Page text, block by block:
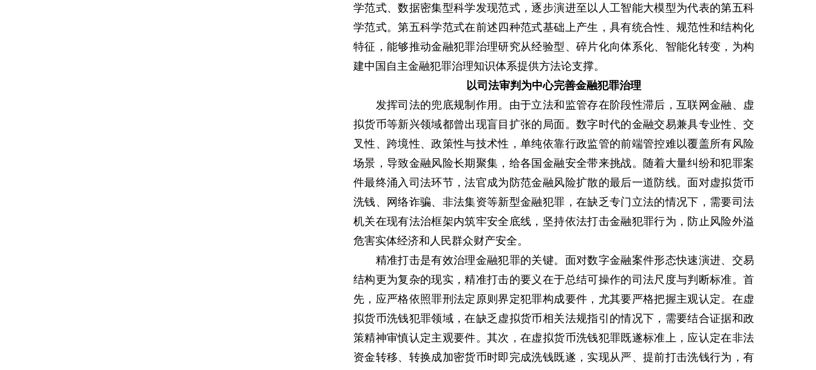
学范式、数据密集型科学发现范式，逐步演进至以人工智能大模型为代表的第五科
学范式。第五科学范式在前述四种范式基础上产生，具有统合性、规范性和结构化
特征，能够推动金融犯罪治理研究从经验型、碎片化向体系化、智能化转变，为构
建中国自主金融犯罪治理知识体系提供方法论支撑。
以司法审判为中心完善金融犯罪治理
发挥司法的兜底规制作用。由于立法和监管存在阶段性滞后，互联网金融、虚
拟货币等新兴领域都曾出现盲目扩张的局面。数字时代的金融交易兼具专业性、交
叉性、跨境性、政策性与技术性，单纯依靠行政监管的前端管控难以覆盖所有风险
场景，导致金融风险长期聚集，给各国金融安全带来挑战。随着大量纠纷和犯罪案
件最终涌入司法环节，法官成为防范金融风险扩散的最后一道防线。面对虚拟货币
洗钱、网络诈骗、非法集资等新型金融犯罪，在缺乏专门立法的情况下，需要司法
机关在现有法治框架内筑牢安全底线，坚持依法打击金融犯罪行为，防止风险外溢
危害实体经济和人民群众财产安全。
精准打击是有效治理金融犯罪的关键。面对数字金融案件形态快速演进、交易
结构更为复杂的现实，精准打击的要义在于总结可操作的司法尺度与判断标准。首
先，应严格依照罪刑法定原则界定犯罪构成要件，尤其要严格把握主观认定。在虚
拟货币洗钱犯罪领域，在缺乏虚拟货币相关法规指引的情况下，需要结合证据和政
策精神审慎认定主观要件。其次，在虚拟货币洗钱犯罪既遂标准上，应认定在非法
资金转移、转换成加密货币时即完成洗钱既遂，实现从严、提前打击洗钱行为，有